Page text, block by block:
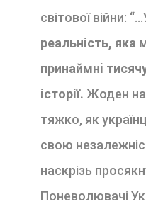
світової війни:
реальнiсть, яка
принаймнi
iсторiї. Жоден
тяжко, як
свою
наскрiзь
Поневолювачi